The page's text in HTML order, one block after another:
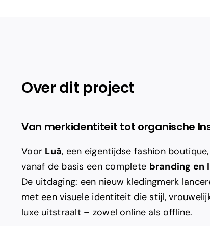
Over dit project
Van merkidentiteit tot organische
Voor Luâ, een eigentijdse fashion
vanaf de basis een complete branding en
De uitdaging: een nieuw kledingmerk
met een visuele identiteit die stijl,
luxe uitstraalt – zowel online als offline.